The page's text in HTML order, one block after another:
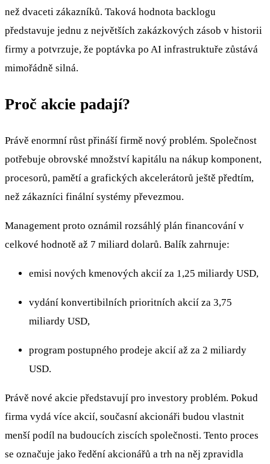
než dvaceti zákazníků. Taková hodnota backlogu
představuje jednu z největších zakázkových zásob v historii
firmy a potvrzuje, že poptávka po AI infrastruktuře zůstává
mimořádně silná.
Proč akcie padají?
Právě enormní růst přináší firmě nový problém. Společnost
potřebuje obrovské množství kapitálu na nákup komponent,
procesorů, pamětí a grafických akcelerátorů ještě předtím,
než zákazníci finální systémy převezmou.
Management proto oznámil rozsáhlý plán financování v
celkové hodnotě až 7 miliard dolarů. Balík zahrnuje:
emisi nových kmenových akcií za 1,25 miliardy USD,
vydání konvertibilních prioritních akcií za 3,75
miliardy USD,
program postupného prodeje akcií až za 2 miliardy
USD.
Právě nové akcie představují pro investory problém. Pokud
firma vydá více akcií, současní akcionáři budou vlastnit
menší podíl na budoucích ziscích společnosti. Tento proces
se označuje jako ředění akcionářů a trh na něj zpravidla